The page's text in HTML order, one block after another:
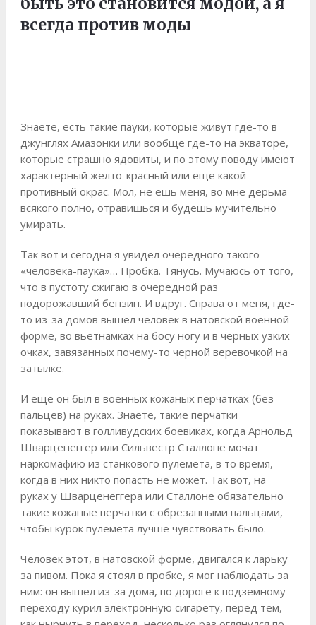
всегда против моды
Знаете, есть такие пауки, которые живут где-то в
джунглях Амазонки или вообще где-то на экваторе,
которые страшно ядовиты, и по этому поводу имеют
характерный желто-красный или еще какой
противный окрас. Мол, не ешь меня, во мне дерьма
всякого полно, отравишься и будешь мучительно
умирать.
Так вот и сегодня я увидел очередного такого
«человека-паука»… Пробка. Тянусь. Мучаюсь от того,
что в пустоту сжигаю в очередной раз
подорожавший бензин. И вдруг. Справа от меня, где-
то из-за домов вышел человек в натовской военной
форме, во вьетнамках на босу ногу и в черных узких
очках, завязанных почему-то черной веревочкой на
затылке.
И еще он был в военных кожаных перчатках (без
пальцев) на руках. Знаете, такие перчатки
показывают в голливудских боевиках, когда Арнольд
Шварценеггер или Сильвестр Сталлоне мочат
наркомафию из станкового пулемета, в то время,
когда в них никто попасть не может. Так вот, на
руках у Шварценеггера или Сталлоне обязательно
такие кожаные перчатки с обрезанными пальцами,
чтобы курок пулемета лучше чувствовать было.
Человек этот, в натовской форме, двигался к ларьку
за пивом. Пока я стоял в пробке, я мог наблюдать за
ним: он вышел из-за дома, по дороге к подземному
переходу курил электронную сигарету, перед тем,